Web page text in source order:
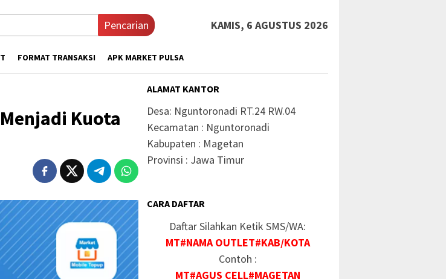
Pencarian KAMIS, 6 AGUSTUS 2026
FORMAT TRANSAKSI APK MARKET PULSA
Kuota
ALAMAT KANTOR
Desa: Nguntoronadi RT.24 RW.04
Kecamatan : Nguntoronadi
Kabupaten : Magetan
Provinsi : Jawa Timur
CARA DAFTAR
Daftar Silahkan Ketik SMS/WA:
MT#NAMA OUTLET#KAB/KOTA
Contoh :
MT#AGUS CELL#MAGETAN